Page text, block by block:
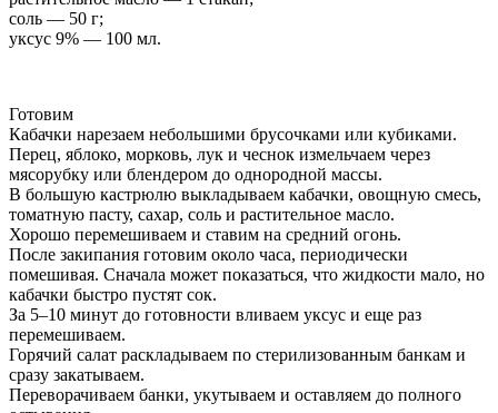
соль — 50 г;
уксус 9% — 100 мл.
Готовим
Кабачки нарезаем небольшими брусочками или кубиками.
Перец, яблоко, морковь, лук и чеснок измельчаем через
мясорубку или блендером до однородной массы.
В большую кастрюлю выкладываем кабачки, овощную смесь,
томатную пасту, сахар, соль и растительное масло.
Хорошо перемешиваем и ставим на средний огонь.
После закипания готовим около часа, периодически
помешивая. Сначала может показаться, что жидкости мало, но
кабачки быстро пустят сок.
За 5–10 минут до готовности вливаем уксус и еще раз
перемешиваем.
Горячий салат раскладываем по стерилизованным банкам и
сразу закатываем.
Переворачиваем банки, укутываем и оставляем до полного